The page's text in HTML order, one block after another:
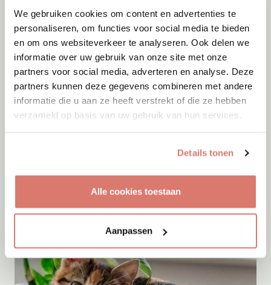
We gebruiken cookies om content en advertenties te
personaliseren, om functies voor social media te bieden
en om ons websiteverkeer te analyseren. Ook delen we
informatie over uw gebruik van onze site met onze
partners voor social media, adverteren en analyse. Deze
partners kunnen deze gegevens combineren met andere
informatie die u aan ze heeft verstrekt of die ze hebben
verzameld op basis van uw gebruik van hun services.
Details tonen
Alle cookies toestaan
Aanpassen